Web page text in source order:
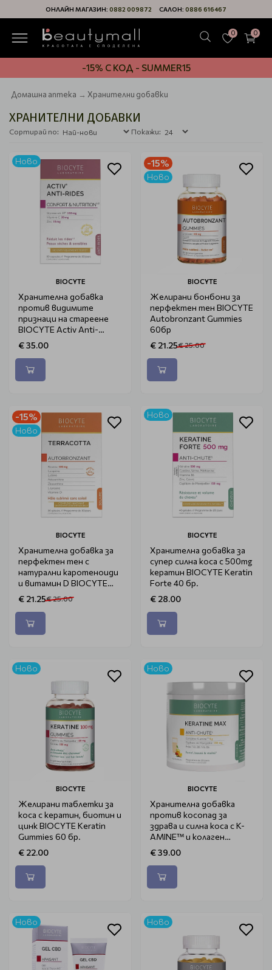
ОНЛАЙН МАГАЗИН: 0882 009872 САЛОН: 0886 616467
0 0
-15% С КОД - SUMMER15
Домашна аптека Хранителни добавки
ХРАНИТЕЛНИ ДОБАВКИ
Сортирай по: Покажи:
Ново
BIOCYTE
Хранителна добавка
против видимите
признаци на стареене
BIOCYTE Activ Anti-
Wrinkle 30бр
€ 35.00
-15%
Ново
BIOCYTE
Желирани бонбони за
перфектен тен BIOCYTE
Autobronzant Gummies
60бр
€ 21.25€ 25.00
-15%
Ново
BIOCYTE
Хранителна добавка за
перфектен тен с
натурални каротеноиди
и витамин D BIOCYTE
Terracotta Autobronzant
30бр
€ 21.25€ 25.00
Ново
BIOCYTE
Хранителна добавка за
супер силна коса с 500mg
кератин BIOCYTE Keratin
Forte 40 бр.
€ 28.00
Ново
BIOCYTE
Желирани таблетки за
коса с кератин, биотин и
цинк BIOCYTE Keratin
Gummies 60 бр.
€ 22.00
Ново
BIOCYTE
Хранителна добавка
против косопад за
здрава и силна коса с K-
AMINE™ и колаген
BIOCYTE Keratin Max
240g
€ 39.00
Ново Ново